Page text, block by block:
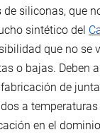
de siliconas, que
sintético del
que no se
o bajas. Deben
de
a temperaturas
en el